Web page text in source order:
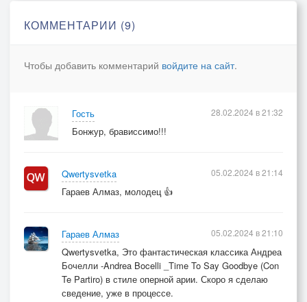
КОММЕНТАРИИ (9)
Чтобы добавить комментарий войдите на сайт.
Гость
Бонжур, брависсимо!!!
28.02.2024 в 21:32
Qwertysvetka
Гараев Алмаз, молодец 👍
05.02.2024 в 21:14
Гараев Алмаз
Qwertysvetka, Это фантастическая классика Андреа
Бочелли -Andrea Bocelli _Time To Say Goodbye (Con
Te Partiro) в стиле оперной арии. Скоро я сделаю
сведение, уже в процессе.
05.02.2024 в 21:10